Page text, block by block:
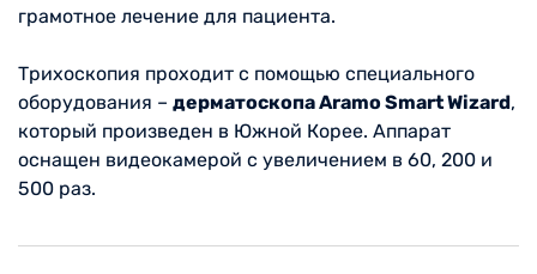
грамотное лечение для пациента.
Трихоскопия проходит с помощью специального
оборудования – дерматоскопа Aramo Smart Wizard,
который произведен в Южной Корее. Аппарат
оснащен видеокамерой с увеличением в 60, 200 и
500 раз.